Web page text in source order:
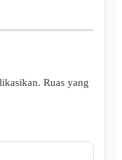
Ruas yang